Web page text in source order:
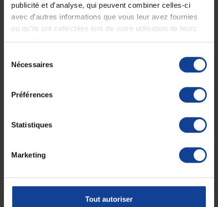
publicité et d'analyse, qui peuvent combiner celles-ci
avec d'autres informations que vous leur avez fournies
ou qu'ils ont collectées lors de votre utilisation de leurs
services.
Nécessaires
Préférences
Statistiques
Marketing
Tout autoriser
Lame de laryngoscope classic+ F.O.
Macintosh 4 à fibres optiques
Empreinte environnementale réduite
Fiche technique